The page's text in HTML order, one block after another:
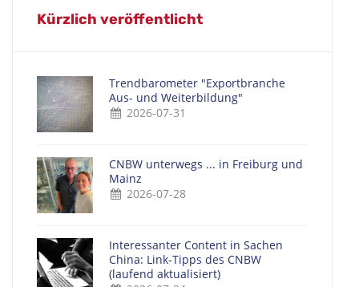
Kürzlich veröffentlicht
Trendbarometer "Exportbranche
Aus- und Weiterbildung"
2026-07-31
CNBW unterwegs ... in Freiburg und
Mainz
2026-07-28
Interessanter Content in Sachen
China: Link-Tipps des CNBW
(laufend aktualisiert)